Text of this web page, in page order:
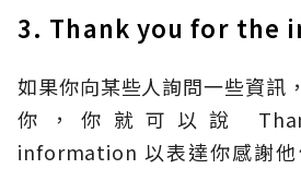
3. Thank you for the
如果你向某些人詢問一些資訊
你，你就可以說
information 以表達你感謝